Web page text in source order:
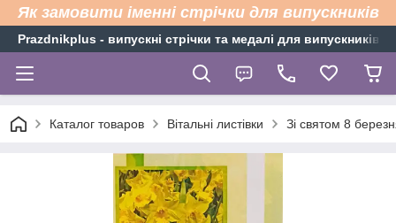
Як замовити іменні стрічки для випускників
Рrazdnikplus - випускні стрічки та медалі для випускників
Каталог товаров Вітальні листівки Зі святом 8